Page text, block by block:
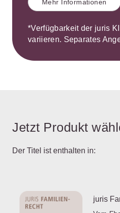
Mehr Informationen
*Verfügbarkeit der juris
variieren. Separates
Jetzt Produkt
Der Titel ist enthalten in:
juris